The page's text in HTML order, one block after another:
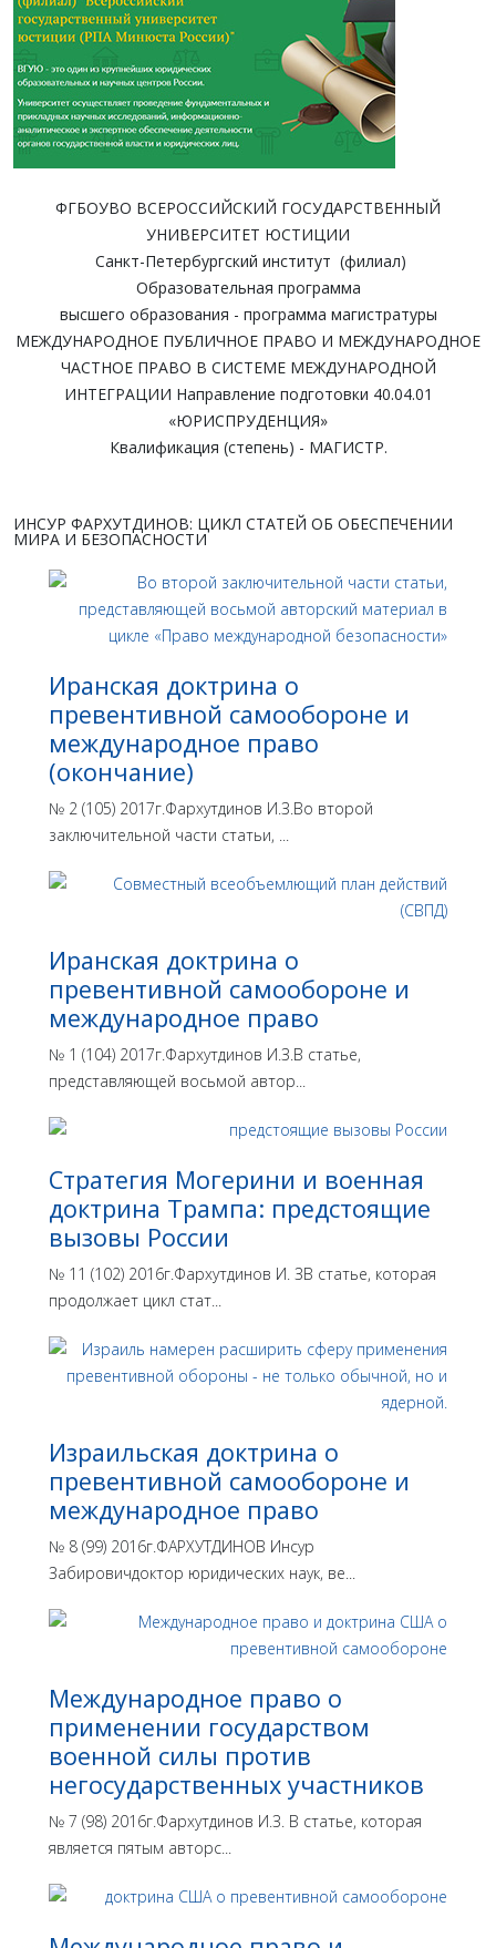
ФГБОУВО ВСЕРОССИЙСКИЙ ГОСУДАРСТВЕННЫЙ
УНИВЕРСИТЕТ ЮСТИЦИИ
Санкт-Петербургский институт (филиал)
Образовательная программа
высшего образования - программа магистратуры
МЕЖДУНАРОДНОЕ ПУБЛИЧНОЕ ПРАВО И МЕЖДУНАРОДНОЕ
ЧАСТНОЕ ПРАВО В СИСТЕМЕ МЕЖДУНАРОДНОЙ
ИНТЕГРАЦИИ Направление подготовки 40.04.01
«ЮРИСПРУДЕНЦИЯ»
Квалификация (степень) - МАГИСТР.
ИНСУР ФАРХУТДИНОВ: ЦИКЛ СТАТЕЙ ОБ ОБЕСПЕЧЕНИИ
МИРА И БЕЗОПАСНОСТИ
Иранская доктрина о
превентивной самообороне и
международное право
(окончание)
№ 2 (105) 2017г.Фархутдинов И.З.Во второй
заключительной части статьи, ...
Иранская доктрина о
превентивной самообороне и
международное право
№ 1 (104) 2017г.Фархутдинов И.З.В статье,
представляющей восьмой автор...
Стратегия Могерини и военная
доктрина Трампа: предстоящие
вызовы России
№ 11 (102) 2016г.Фархутдинов И. ЗВ статье, которая
продолжает цикл стат...
Израильская доктрина o
превентивной самообороне и
международное право
№ 8 (99) 2016г.ФАРХУТДИНОВ Инсур
Забировичдоктор юридических наук, ве...
Международное право о
применении государством
военной силы против
негосударственных участников
№ 7 (98) 2016г.Фархутдинов И.З. В статье, которая
является пятым авторс...